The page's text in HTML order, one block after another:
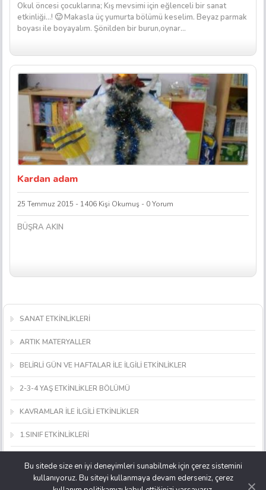
Okul öncesi çocuklarına; Kış mevsimi için eğlenceli bir sanat
etkinliği…! 🙂 Makasla üç yumurta bölümü keselim. Beyaz parmak
boyası ile boyayalım. Şönilden bir burun,oynar...
Kardan adam
25 Temmuz 2015 - 1406 Kişi Okumuş - 0 Yorum
BÜŞRA AKIN
SANAT ETKİNLİKLERİ
ARTIK MATERYALLER
BELİRLİ GÜN VE HAFTALAR İLE İLGİLİ ETKİNLİKLER
2-3-4 YAŞ ETKİNLİKLER BÖLÜMÜ
KAVRAMLAR İLE İLGİLİ ETKİNLİKLER
1.SINIF ETKİNLİKLERİ
OKUL ÖNCESİ OYUNCAK, MATERYAL VE ARAÇ YAPIMI
Bu sitede size en iyi deneyimleri sunabilmek için çerez sistemini
kullanıyoruz. Bu siteyi kullanmaya devam ederseniz, çerez